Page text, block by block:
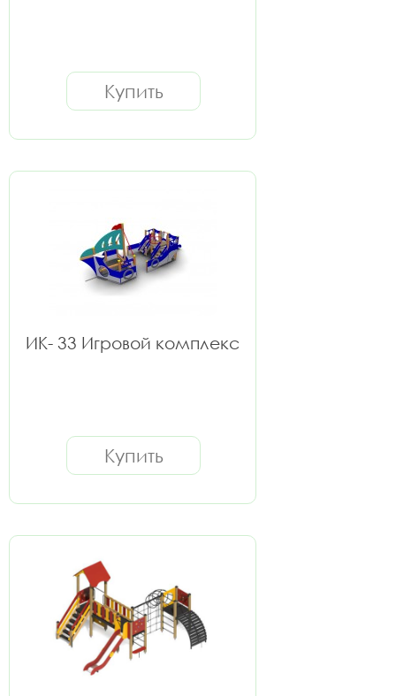
Купить
ИК- 33 Игровой комплекс
Купить